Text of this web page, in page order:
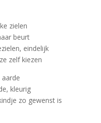
zielen
beurt
eindelijk
zelf kiezen
kleurig
zo gewenst is